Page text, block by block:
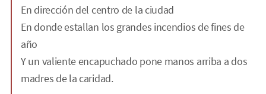
En dirección del centro de la ciudad
En donde estallan los grandes incendios de fines de
año
Y un valiente encapuchado pone manos arriba a dos
madres de la caridad.